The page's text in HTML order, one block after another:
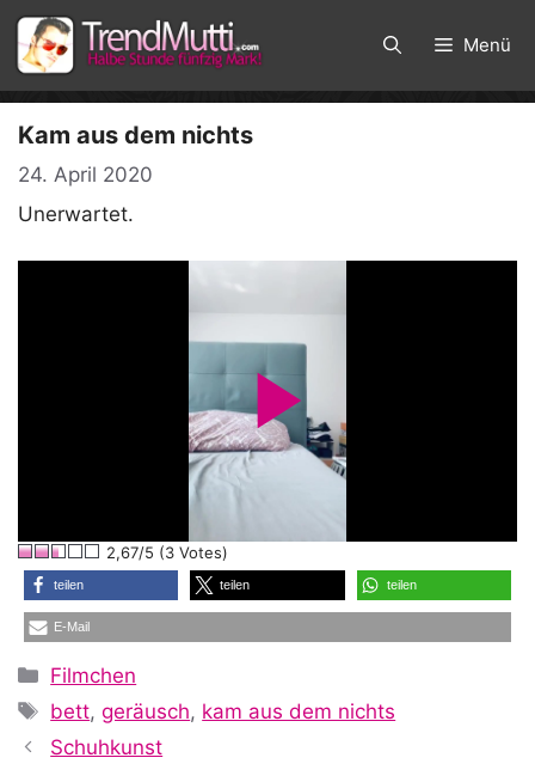
Zum
Inhalt
springen
Menü
Kam aus dem nichts
24. April 2020
Unerwartet.
P
l
a
y
2,67/5 (3 Votes)
teilen teilen teilen
E-Mail
Kategorien
Filmchen
Schlagwörter
bett,geräusch, kam aus dem nichts
Schuhkunst